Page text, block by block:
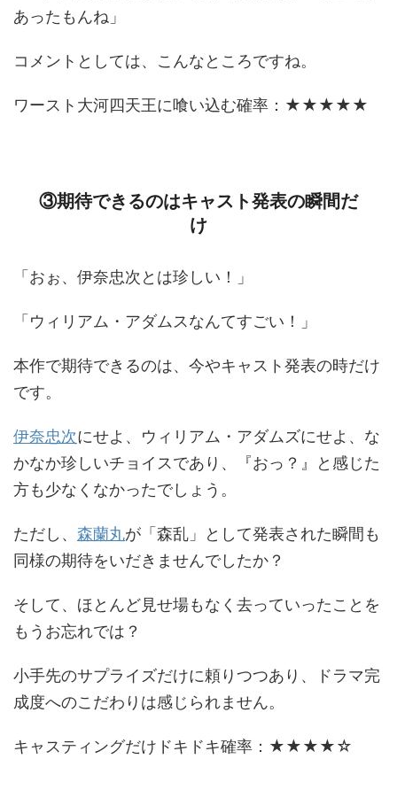
あったもんね」
コメントとしては、こんなところですね。
ワースト大河四天王に喰い込む確率：★★★★★
③期待できるのはキャスト発表の瞬間だ
け
「おぉ、伊奈忠次とは珍しい！」
「ウィリアム・アダムスなんてすごい！」
本作で期待できるのは、今やキャスト発表の時だけ
です。
伊奈忠次にせよ、ウィリアム・アダムズにせよ、な
かなか珍しいチョイスであり、『おっ？』と感じた
方も少なくなかったでしょう。
ただし、 森蘭丸が「森乱」として発表された瞬間も
同様の期待をいだきませんでしたか？
そして、ほとんど見せ場もなく去っていったことを
もうお忘れでは？
小手先のサプライズだけに頼りつつあり、ドラマ完
成度へのこだわりは感じられません。
キャスティングだけドキドキ確率：★★★★☆